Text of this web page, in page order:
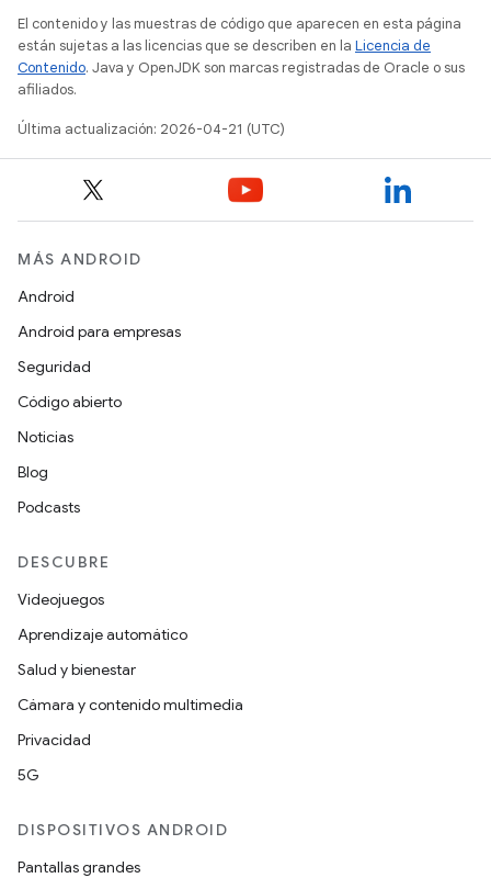
El contenido y las muestras de código que aparecen en esta página
están sujetas a las licencias que se describen en la Licencia de
Contenido. Java y OpenJDK son marcas registradas de Oracle o sus
afiliados.
Última actualización: 2026-04-21 (UTC)
MÁS ANDROID
Android
Android para empresas
Seguridad
Código abierto
Noticias
Blog
Podcasts
DESCUBRE
Videojuegos
Aprendizaje automático
Salud y bienestar
Cámara y contenido multimedia
Privacidad
5G
DISPOSITIVOS ANDROID
Pantallas grandes